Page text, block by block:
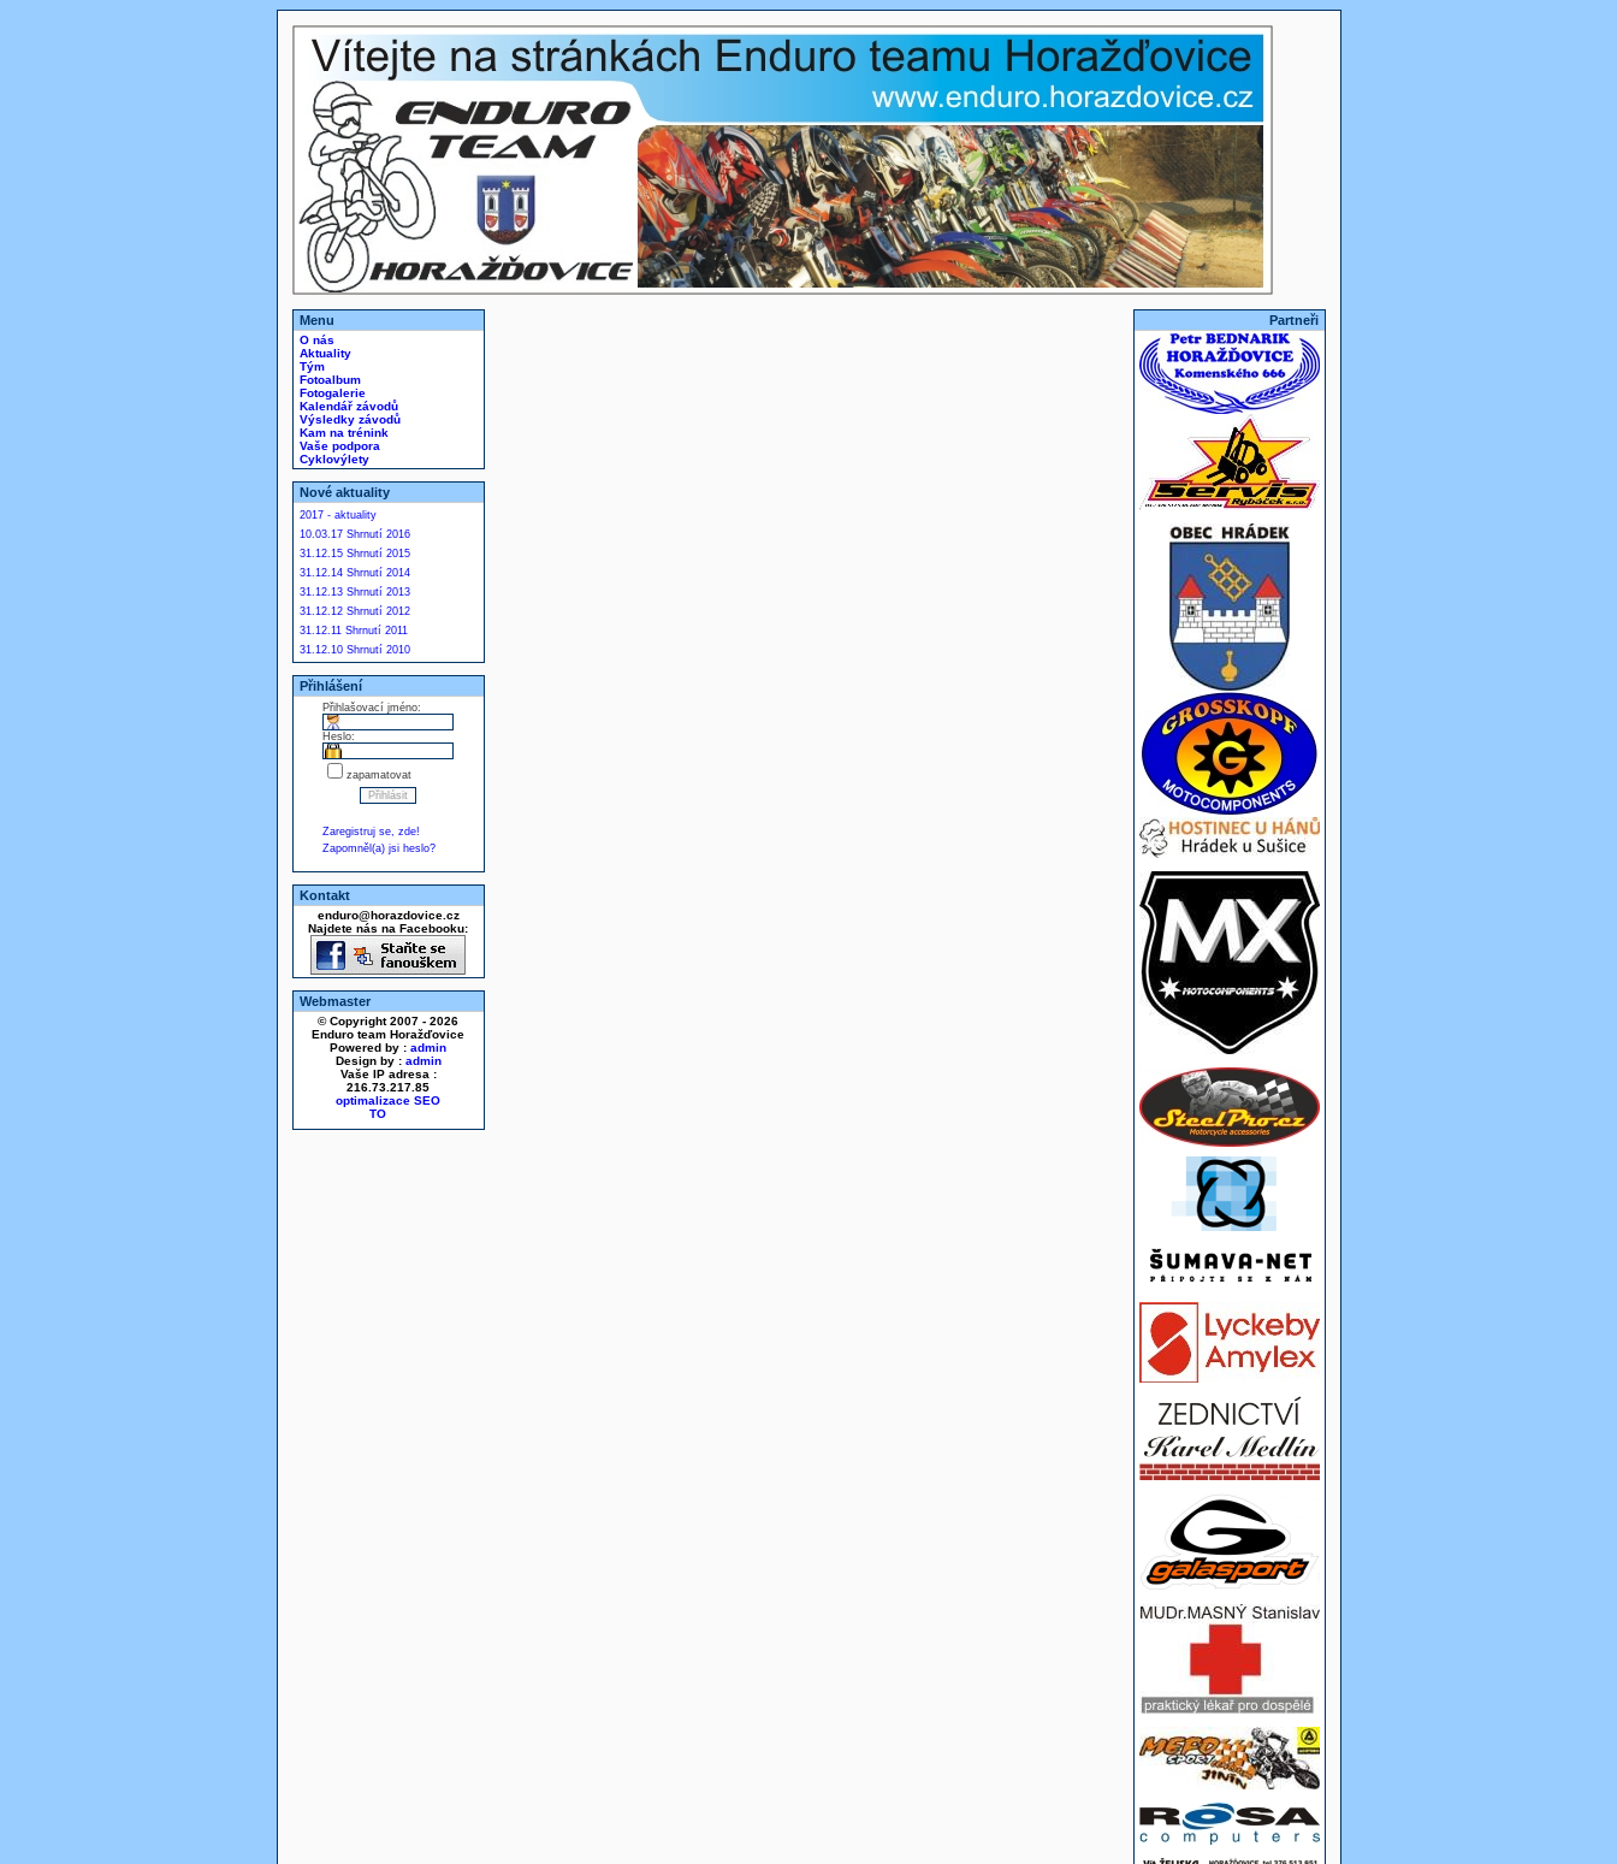
Menu
O nás
Aktuality
Tým
Fotoalbum
Fotogalerie
Kalendář závodů
Výsledky závodů
Kam na trénink
Vaše podpora
Cyklovýlety
Nové aktuality
2017 - aktuality
10.03.17 Shrnutí 2016
31.12.15 Shrnutí 2015
31.12.14 Shrnutí 2014
31.12.13 Shrnutí 2013
31.12.12 Shrnutí 2012
31.12.11 Shrnutí 2011
31.12.10 Shrnutí 2010
Přihlášení
Přihlašovací jméno:
Heslo:
zapamatovat
Zaregistruj se, zde!
Zapomněl(a) jsi heslo?
Kontakt
enduro@horazdovice.cz
Najdete nás na Facebooku:
Webmaster
© Copyright 2007 - 2026
Enduro team Horažďovice
Powered by : admin
Design by : admin
Vaše IP adresa :
216.73.217.85
optimalizace SEO
Partneři